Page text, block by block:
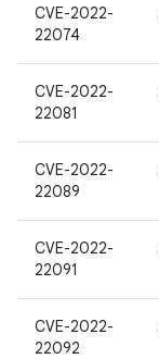
CVE-2022-
22074
CVE-2022-
22081
CVE-2022-
22089
CVE-2022-
22091
CVE-2022-
22092